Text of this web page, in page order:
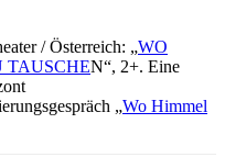
/ Österreich: „WO
TAUSCHEN“, 2+. Eine
„Wo Himmel